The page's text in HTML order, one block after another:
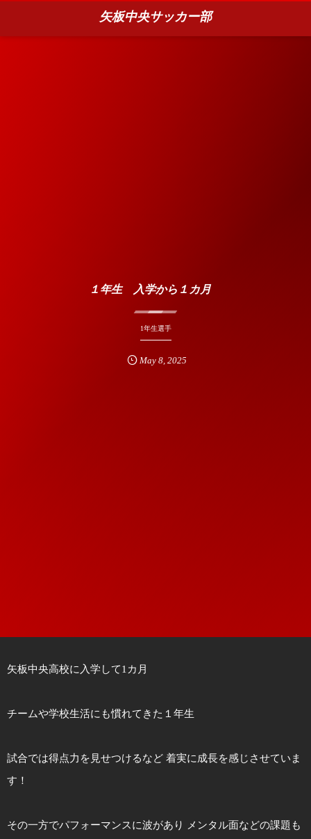
矢板中央サッカー部
１年生 入学から１カ月
1年生選手
May 8, 2025
矢板中央高校に入学して1カ月
チームや学校生活にも慣れてきた１年生
試合では得点力を見せつけるなど 着実に成長を感じさせていま
す！
その一方でパフォーマンスに波があり メンタル面などの課題も